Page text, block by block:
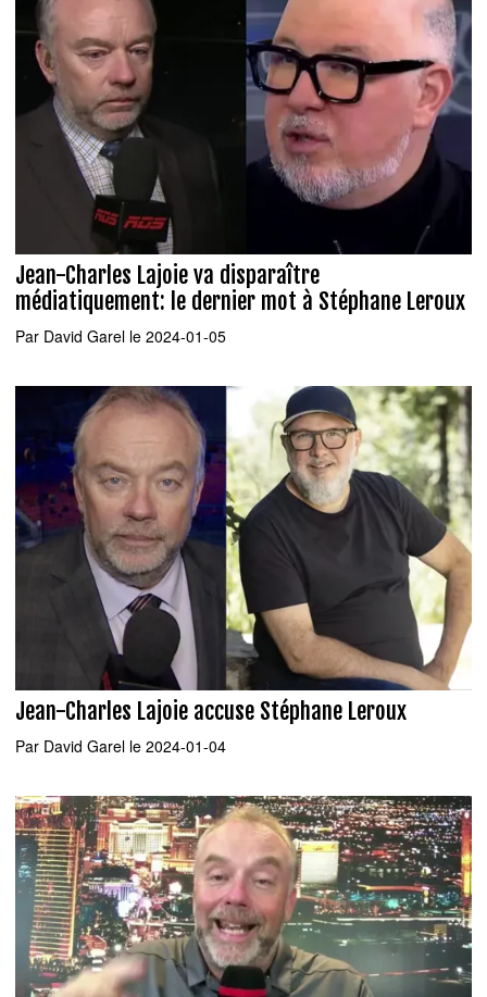
Jean-Charles Lajoie va disparaître
médiatiquement: le dernier mot à Stéphane Leroux
Par David Garel le 2024-01-05
Jean-Charles Lajoie accuse Stéphane Leroux
Par David Garel le 2024-01-04